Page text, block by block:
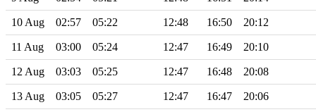
10 Aug 02:57 05:22 12:48 16:50 20:12
11 Aug 03:00 05:24 12:47 16:49 20:10
12 Aug 03:03 05:25 12:47 16:48 20:08
13 Aug 03:05 05:27 12:47 16:47 20:06